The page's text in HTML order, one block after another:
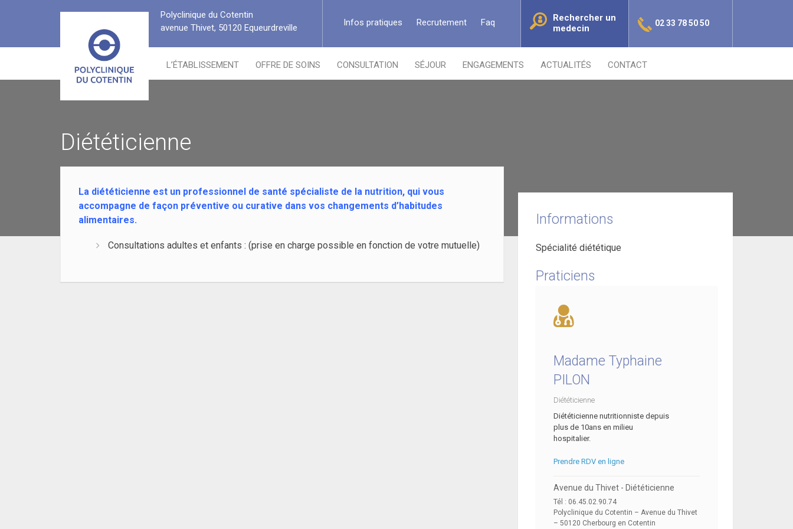
Polyclinique du Cotentin
avenue Thivet, 50120 Equeurdreville
Infos pratiques Recrutement Faq
Rechercher un
medecin
02 33 78 50 50
L’ÉTABLISSEMENT OFFRE DE SOINS CONSULTATION SÉJOUR ENGAGEMENTS ACTUALITÉS CONTACT
Diététicienne
La diététicienne est un professionnel de santé spécialiste de la nutrition, qui vous
accompagne de façon préventive ou curative dans vos changements d’habitudes
alimentaires.
Consultations adultes et enfants : (prise en charge possible en fonction de votre mutuelle)
Informations
Spécialité diététique
Praticiens
Madame Typhaine
PILON
Diététicienne
Diététicienne nutritionniste depuis
plus de 10ans en milieu
hospitalier.
Prendre RDV en ligne
Avenue du Thivet - Diététicienne
Tél : 06.45.02.90.74
Polyclinique du Cotentin – Avenue du Thivet
– 50120 Cherbourg en Cotentin